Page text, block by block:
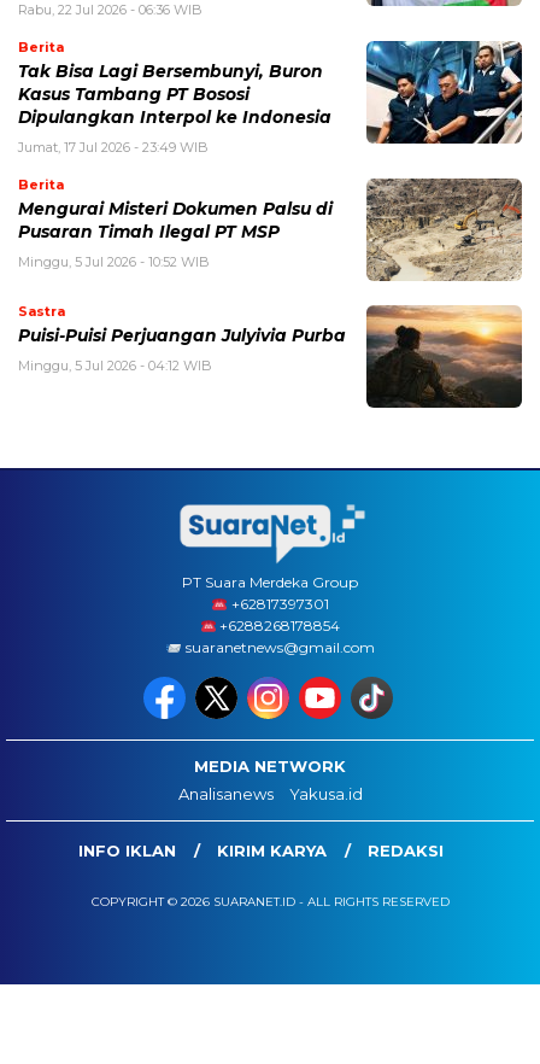
Rabu, 22 Jul 2026 - 06:36 WIB
Berita
Tak Bisa Lagi Bersembunyi, Buron
Kasus Tambang PT Bososi
Dipulangkan Interpol ke Indonesia
Jumat, 17 Jul 2026 - 23:49 WIB
Berita
Mengurai Misteri Dokumen Palsu di
Pusaran Timah Ilegal PT MSP
Minggu, 5 Jul 2026 - 10:52 WIB
Sastra
Puisi-Puisi Perjuangan Julyivia Purba
Minggu, 5 Jul 2026 - 04:12 WIB
PT Suara Merdeka Group
‪+62817397301
+6288268178854
suaranetnews@gmail.com
MEDIA NETWORK
Analisanews
Yakusa.id
INFO IKLAN KIRIM KARYA REDAKSI
COPYRIGHT © 2026 SUARANET.ID - ALL RIGHTS RESERVED